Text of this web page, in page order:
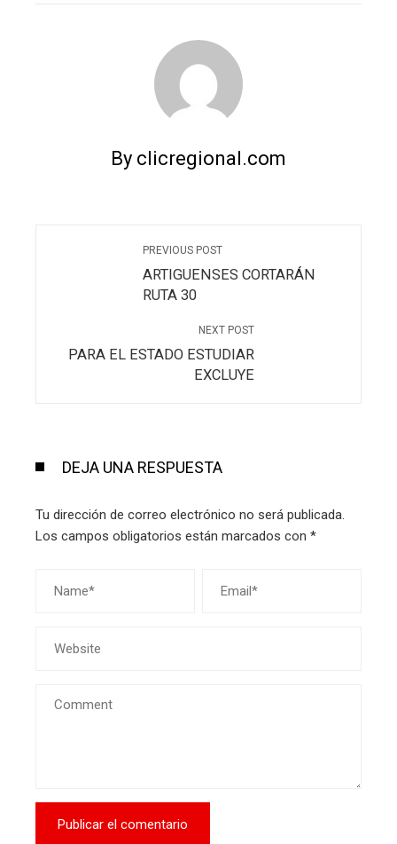
By clicregional.com
PREVIOUS POST
ARTIGUENSES CORTARÁN
RUTA 30
NEXT POST
PARA EL ESTADO ESTUDIAR
EXCLUYE
DEJA UNA RESPUESTA
Tu dirección de correo electrónico no será publicada.
Los campos obligatorios están marcados con *